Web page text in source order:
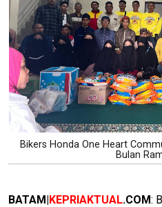
Bikers Honda One Heart
Bulan
BATAM|KEPRIAKTUAL.COM: